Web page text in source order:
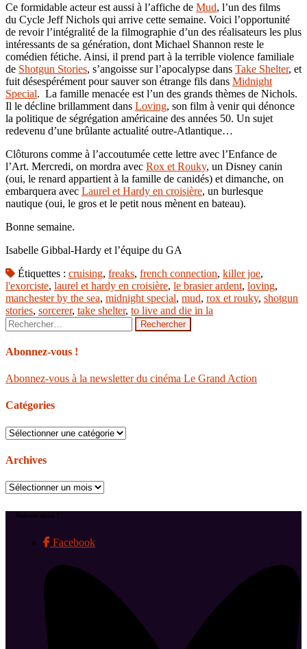
Ce formidable acteur est aussi à l’affiche de Mud, l’un des films
du Cycle Jeff Nichols qui arrive cette semaine. Voici l’opportunité
de revoir l’intégralité de la filmographie d’un des réalisateurs les plus
intéressants de sa génération, dont Michael Shannon reste le
comédien fétiche. Ainsi, il prend part à la terrible violence familiale
de Shotgun Stories, s’angoisse sur l’apocalypse dans Take Shelter, et
fuit désespérément pour sauver son étrange fils dans Midnight
Special. La famille menacée est l’un des grands thèmes de Nichols.
Il le décline brillamment dans Loving, son film à venir qui dénonce
la politique de ségrégation américaine des années 50. Un sujet
redevenu d’une brûlante actualité outre-Atlantique…
Clôturons comme à l’accoutumée cette lettre avec l’Enfance de
l’Art. Mercredi, on mordra avec Rox et Rouky, un Disney canin
(oui, le renard appartient à la famille de canidés) et dimanche, on
embarquera avec Laurel et Hardy en croisière, un burlesque
nautique (oui, le gros et le petit nous mènent en bateau).
Bonne semaine.
Isabelle Gibbal-Hardy et l’équipe du GA
Étiquettes : cruising, freaks, french connection, killer joe,
l'exorciste, laurel et hardy en croisière, le brasier ardent, loving,
manchester by the sea, midnight special, mud, rox et rouky, shotgun
stories, sorcerer, take shelter, to live and die in la
Rechercher :
Abonnez-vous !
Abonnez-vous à la newsletter du cinéma Le Grand Action
Catégories
Catégories
Archives
Archives
Suivez-nous !
Facebook